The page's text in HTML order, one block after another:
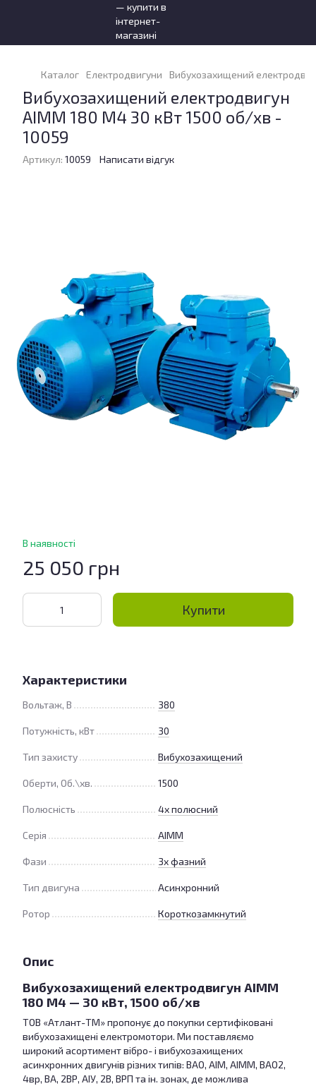
Каталог Електродвигуни Вибухозахищений
Вибухозахищений електродвигун
АІММ 180 М4 30 кВт 1500 об/хв -
10059
Артикул: 10059 Написати відгук
В наявності
25 050 грн
Купити
Характеристики
Вольтаж, В 380
Потужність, кВт 30
Тип захисту Вибухозахищений
Оберти, Об.\хв. 1500
Полюсність 4х полюсний
Серія АІММ
Фази 3х фазний
Тип двигуна Асинхронний
Ротор Короткозамкнутий
Опис
Вибухозахищений електродвигун АІММ
180 М4 — 30 кВт, 1500 об/хв
ТОВ «Атлант-ТМ» пропонує до покупки сертифіковані
вибухозахищені електромотори. Ми поставляємо
широкий асортимент вібро- і вибухозахищених
асинхронних двигунів різних типів: ВАО, АІМ, АІММ, ВАО2,
4вр, ВА, 2ВР, АІУ, 2В, ВРП та ін. зонах, де можлива